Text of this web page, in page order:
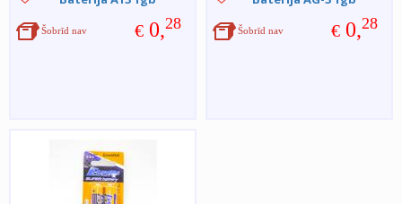
€ 0,28
Šobrīd nav € 0,28
Šobrīd nav